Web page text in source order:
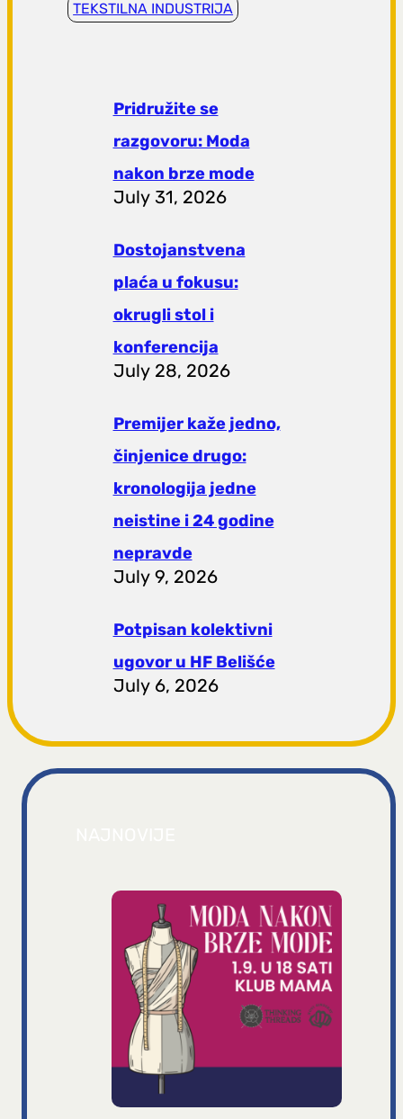
TEKSTILNA INDUSTRIJA
Pridružite se
razgovoru: Moda
nakon brze mode
July 31, 2026
Dostojanstvena
plaća u fokusu:
okrugli stol i
konferencija
July 28, 2026
Premijer kaže jedno,
činjenice drugo:
kronologija jedne
neistine i 24 godine
nepravde
July 9, 2026
Potpisan kolektivni
ugovor u HF Belišće
July 6, 2026